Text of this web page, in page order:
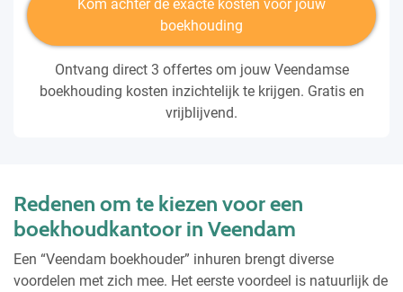
Kom achter de exacte kosten voor jouw
boekhouding
Ontvang direct 3 offertes om jouw Veendamse
boekhouding kosten inzichtelijk te krijgen. Gratis en
vrijblijvend.
Redenen om te kiezen voor een
boekhoudkantoor in Veendam
Een “Veendam boekhouder” inhuren brengt diverse
voordelen met zich mee. Het eerste voordeel is natuurlijk de